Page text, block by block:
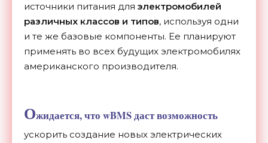
источники питания для электромобилей
различных классов и типов, используя одни
и те же базовые компоненты. Ее планируют
применять во всех будущих электромобилях
американского производителя.
Ожидается, что wBMS даст возможность
ускорить создание новых электрических